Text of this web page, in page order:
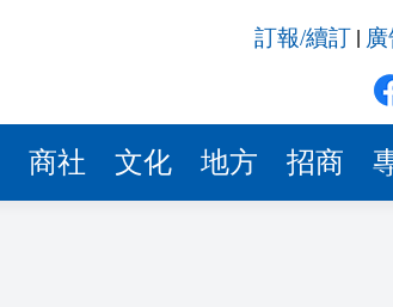
訂報/續訂
商社 文化 地方 招商
21:08
20:42